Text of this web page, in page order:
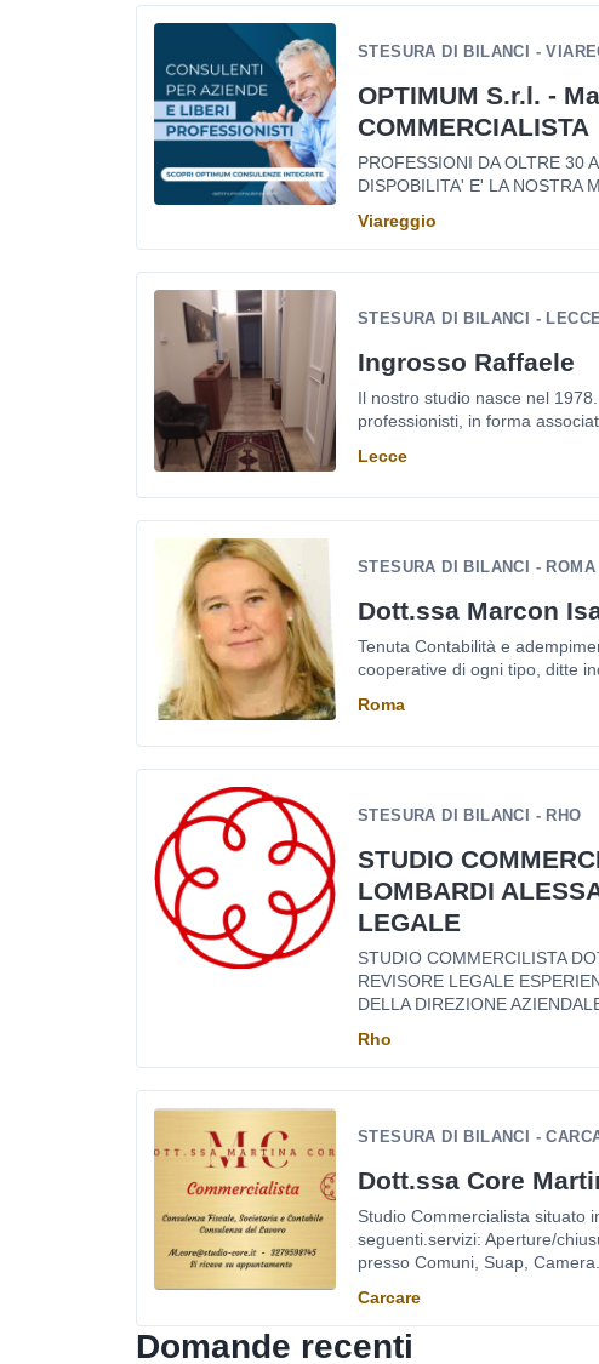
STESURA DI BILANCI -
OPTIMUM S.r.l. -
COMMERCIALISTA
PROFESSIONI DA OLTRE 30
DISPOBILITA' E' LA NOSTRA
Viareggio
STESURA DI BILANCI -
Ingrosso Raffaele
Il nostro studio nasce nel
professionisti, in forma
Lecce
STESURA DI BILANCI - ROMA
Dott.ssa Marcon
Tenuta Contabilità e
cooperative di ogni tipo, ditte
Roma
STESURA DI BILANCI - RHO
STUDIO
LOMBARDI
LEGALE
STUDIO COMMERCILISTA
REVISORE LEGALE
DELLA DIREZIONE
Rho
STESURA DI BILANCI -
Dott.ssa Core
Studio Commercialista situato
seguenti.servizi: Aperture/
presso Comuni, Suap, Camera...
Carcare
Domande recenti